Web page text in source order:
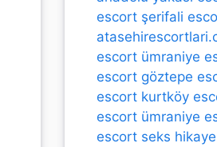
escort şerifali
escort ümraniye
escort göztepe
escort kurtköy
escort ümraniye
escort seks hikaye